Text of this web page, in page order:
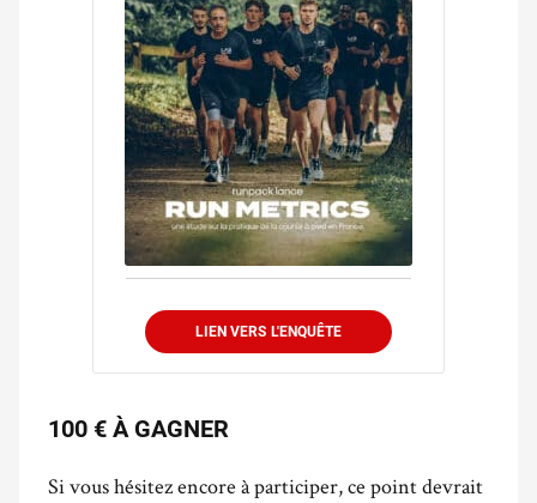
LIEN VERS L'ENQUÊTE
100 € À GAGNER
Si vous hésitez encore à participer, ce point devrait